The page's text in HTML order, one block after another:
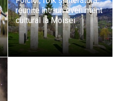
reunite într-un eveniment
cultural la Moisei